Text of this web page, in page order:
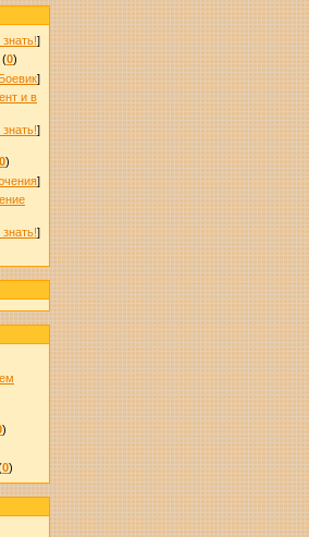
]
(0)
]
и в
]
)
]
]
)
0)